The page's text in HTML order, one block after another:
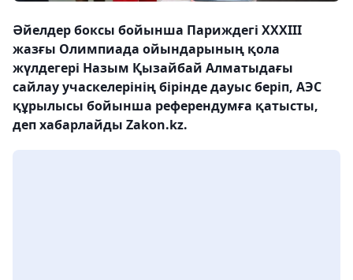
Әйелдер боксы бойынша Париждегі XXXIII
жазғы Олимпиада ойындарының қола
жүлдегері Назым Қызайбай Алматыдағы
сайлау учаскелерінің бірінде дауыс беріп, АЭС
құрылысы бойынша референдумға қатысты,
деп хабарлайды Zakon.kz.